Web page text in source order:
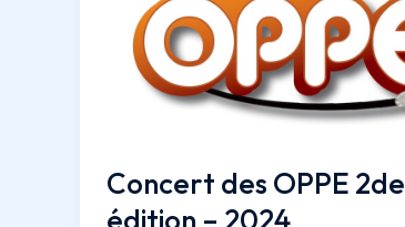
Concert des OPPE 2de
édition – 2024